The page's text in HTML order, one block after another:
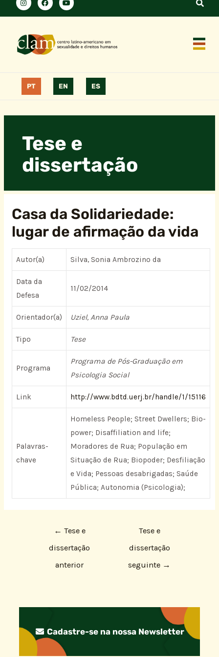
PT EN ES
Tese e
dissertação
Casa da Solidariedade:
lugar de afirmação da vida
Autor(a) Silva, Sonia Ambrozino da
Data da
Defesa
11/02/2014
Orientador(a) Uziel, Anna Paula
Tipo Tese
Programa
Programa de Pós-Graduação em
Psicologia Social
Link http://www.bdtd.uerj.br/handle/1/15116
Palavras-
chave
Homeless People; Street Dwellers; Bio-
power; Disaffiliation and life;
Moradores de Rua; População em
Situação de Rua; Biopoder; Desfiliação
e Vida; Pessoas desabrigadas; Saúde
Pública; Autonomia (Psicologia);
← Tese e
dissertação
anterior
Tese e
dissertação
seguinte →
Cadastre-se na nossa Newsletter